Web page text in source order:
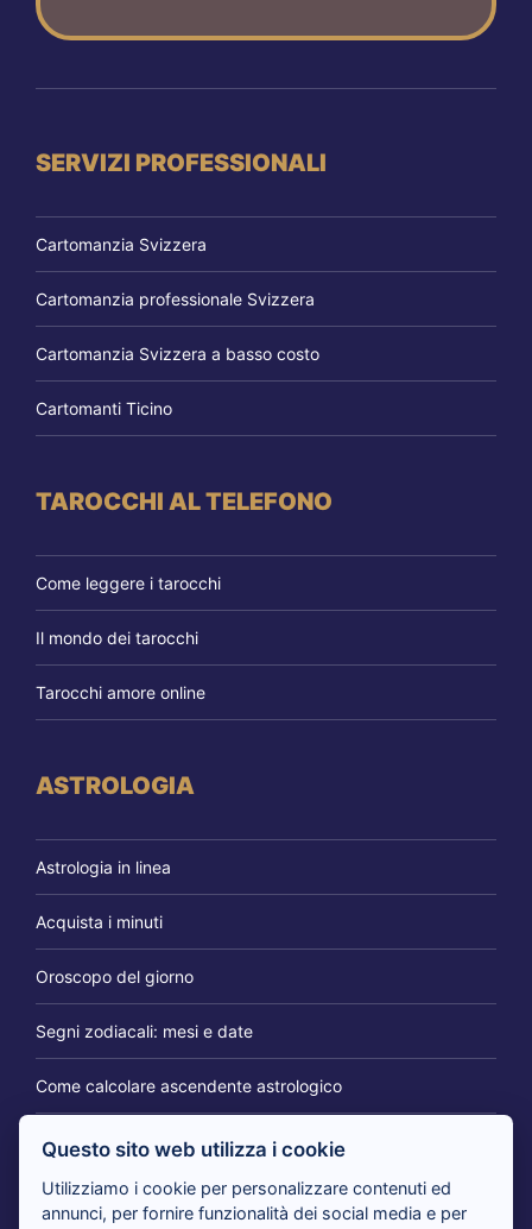
SERVIZI PROFESSIONALI
Cartomanzia Svizzera
Cartomanzia professionale Svizzera
Cartomanzia Svizzera a basso costo
Cartomanti Ticino
TAROCCHI AL TELEFONO
Come leggere i tarocchi
Il mondo dei tarocchi
Tarocchi amore online
ASTROLOGIA
Astrologia in linea
Acquista i minuti
Oroscopo del giorno
Segni zodiacali: mesi e date
Come calcolare ascendente astrologico
IL BLOG DEI CARTOMANTI
Questo sito web utilizza i cookie
Utilizziamo i cookie per personalizzare contenuti ed
annunci, per fornire funzionalità dei social media e per